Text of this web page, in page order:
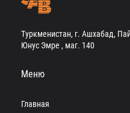
Туркменистан, г. Ашхабад,
Юнус Эмре , маг. 140
Меню
Главная